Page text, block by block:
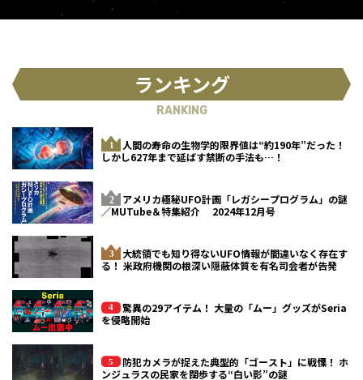
ランキング
RANKING
人間の寿命の生物学的限界値は“約190年”だった！
しかし627年まで延ばす禁断の手法も…！
アメリカ極秘UFO計画「レガシープログラム」の謎
／MUTube＆特集紹介 2024年12月号
大統領でも知り得ないUFO情報が間違いなく存在す
る！ 米政府機関の根深い隠蔽体質を有名司会者が告発
驚異の29アイテム！ 大量の「ムー」グッズがSeria
を侵略開始
防犯カメラが捉えた典型的「ゴースト」に戦慄！ ホ
ンジュラスの民家を闊歩する“白い影”の謎